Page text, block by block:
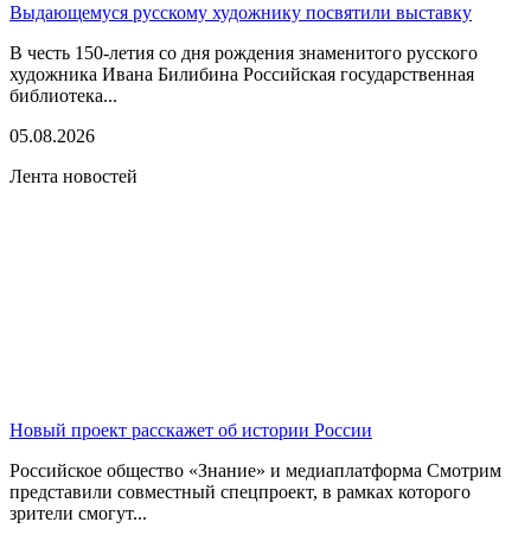
Выдающемуся русскому художнику посвятили выставку
В честь 150-летия со дня рождения знаменитого русского
художника Ивана Билибина Российская государственная
библиотека...
05.08.2026
Лента новостей
Новый проект расскажет об истории России
Российское общество «Знание» и медиаплатформа Смотрим
представили совместный спецпроект, в рамках которого
зрители смогут...